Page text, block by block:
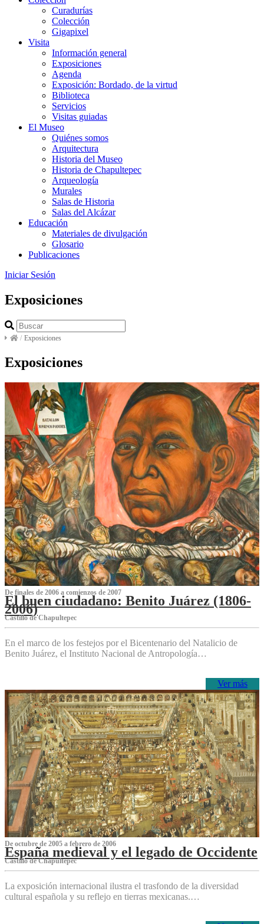
Curadurías
Colección
Gigapixel
Visita
Información general
Exposiciones
Agenda
Exposición: Bordado, de la virtud
Biblioteca
Servicios
Visitas guiadas
El Museo
Quiénes somos
Arquitectura
Historia del Museo
Historia de Chapultepec
Arqueología
Murales
Salas de Historia
Salas del Alcázar
Educación
Materiales de divulgación
Glosario
Publicaciones
Iniciar Sesión
Exposiciones
/ Exposiciones
Exposiciones
De finales de 2006 a comienzos de 2007
El buen ciudadano: Benito Juárez (1806-
2006)
Castillo de Chapultepec
En el marco de los festejos por el Bicentenario del Natalicio de
Benito Juárez, el Instituto Nacional de Antropología…
Ver más
De octubre de 2005 a febrero de 2006
España medieval y el legado de Occidente
Castillo de Chapultepec
La exposición internacional ilustra el trasfondo de la diversidad
cultural española y su reflejo en tierras mexicanas.…